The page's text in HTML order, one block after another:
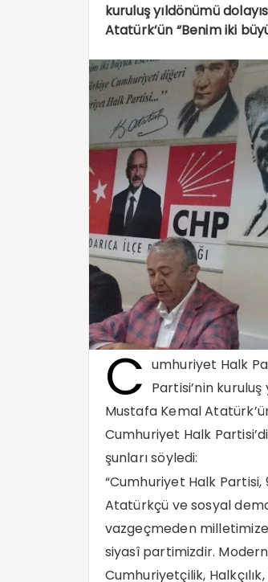
kuruluş yıldönümü
Atatürk’ün “Benim iki
C umhuriyet Halk
Partisi’nin kuruluş
Mustafa Kemal
Cumhuriyet Halk
şunları söyledi:
“Cumhuriyet Halk
Atatürkçü ve sosyal
vazgeçmeden
siyasî partimizdir.
Cumhuriyetçilik,